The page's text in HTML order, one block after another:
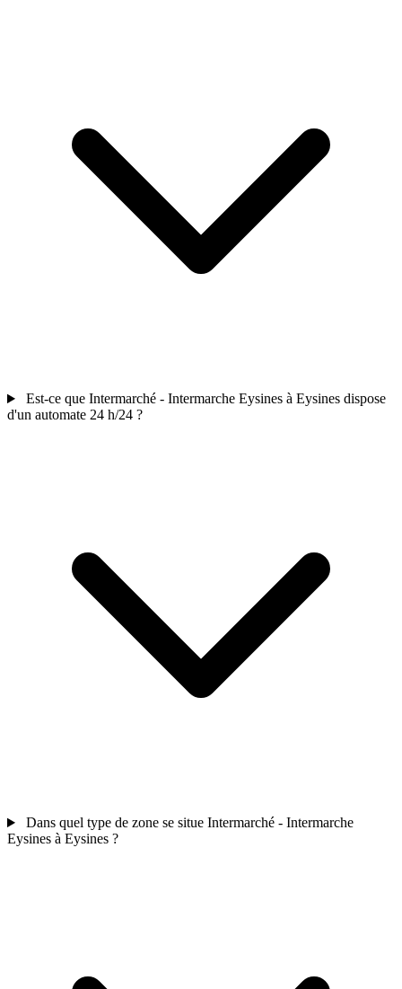
Est-ce que Intermarché - Intermarche Eysines à Eysines dispose
d'un automate 24 h/24 ?
Dans quel type de zone se situe Intermarché - Intermarche
Eysines à Eysines ?